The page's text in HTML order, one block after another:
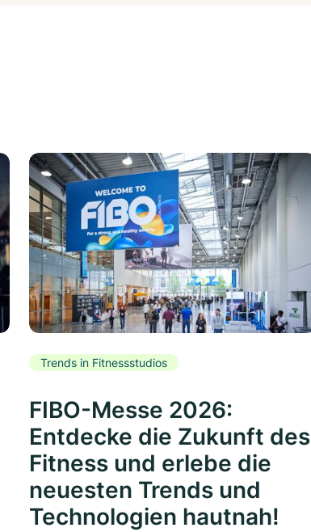
Trends in Fitnessstudios
FIBO-Messe 2026:
Entdecke die Zukunft des
Fitness und erlebe die
neuesten Trends und
Technologien hautnah!